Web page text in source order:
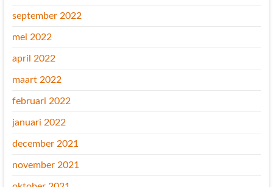
september 2022
mei 2022
april 2022
maart 2022
februari 2022
januari 2022
december 2021
november 2021